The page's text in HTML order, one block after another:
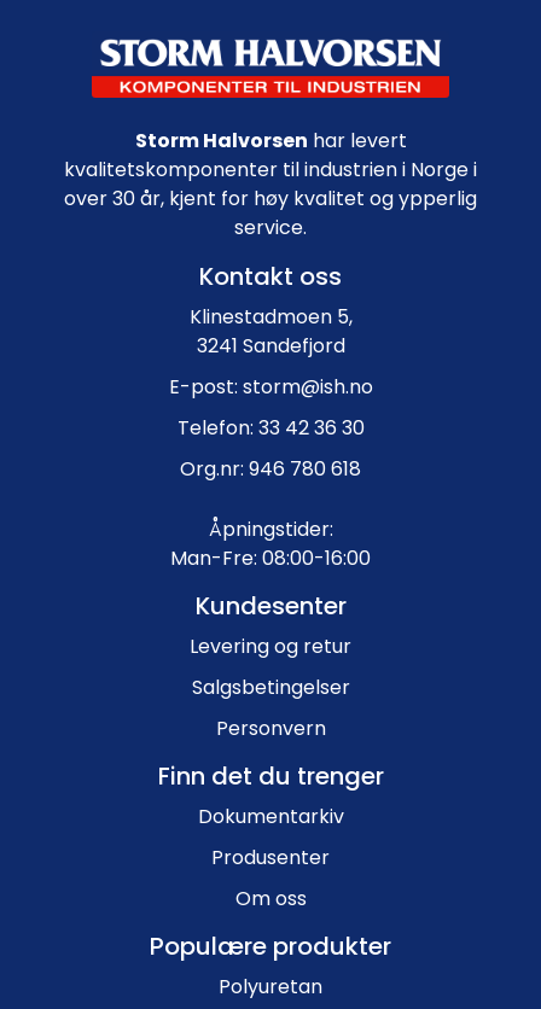
Footer navigation
Storm Halvorsen har levert
kvalitetskomponenter til industrien i Norge i
over 30 år, kjent for høy kvalitet og ypperlig
service.
Kontakt oss
Klinestadmoen 5,
3241 Sandefjord
E-post: storm@ish.no
Telefon: 33 42 36 30
Org.nr: 946 780 618
Åpningstider:
Man-Fre: 08:00-16:00
Kundesenter
Levering og retur
Salgsbetingelser
Personvern
Finn det du trenger
Dokumentarkiv
Produsenter
Om oss
Populære produkter
Polyuretan